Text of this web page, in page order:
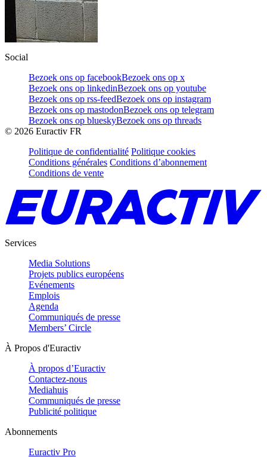
Social
Bezoek ons op facebookBezoek ons op x
Bezoek ons op linkedinBezoek ons op youtube
Bezoek ons op rss-feedBezoek ons op instagram
Bezoek ons op mastodonBezoek ons op telegram
Bezoek ons op blueskyBezoek ons op threads
© 2026 Euractiv FR
Politique de confidentialité Politique cookies
Conditions générales Conditions d’abonnement
Conditions de vente
Services
Media Solutions
Projets publics européens
Evénements
Emplois
Agenda
Communiqués de presse
Members’ Circle
À Propos d'Euractiv
À propos d’Euractiv
Contactez-nous
Mediahuis
Communiqués de presse
Publicité politique
Abonnements
Euractiv Pro